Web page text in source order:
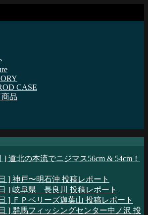
CASE
品
] 道北の本流でニジマス56cm & 54cm！
] 神戸〜明石沖 投稿レポート
] 岐阜県 長良川 投稿レポート
] ＦＰベリーズ迦葉山 投稿レポート
] 群馬フィッシングセンター中ノ沢 投